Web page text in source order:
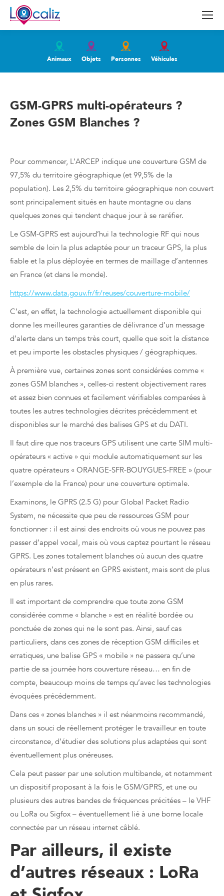
Animaux Objets Personnes Véhicules
GSM-GPRS multi-opérateurs ?
Zones GSM Blanches ?
Pour commencer, L’ARCEP indique une couverture GSM de
97,5% du territoire géographique (et 99,5% de la
population). Les 2,5% du territoire géographique non couvert
sont principalement situés en haute montagne ou dans
quelques zones qui tendent chaque jour à se raréfier.
Le GSM-GPRS est aujourd’hui la technologie RF qui nous
semble de loin la plus adaptée pour un traceur GPS, la plus
fiable et la plus déployée en termes de maillage d’antennes
en France (et dans le monde).
https://www.data.gouv.fr/fr/reuses/couverture-mobile/
C’est, en effet, la technologie actuellement disponible qui
donne les meilleures garanties de délivrance d’un message
d’alerte dans un temps très court, quelle que soit la distance
et peu importe les obstacles physiques / géographiques.
À première vue, certaines zones sont considérées comme «
zones GSM blanches », celles-ci restent objectivement rares
et assez bien connues et facilement vérifiables comparées à
toutes les autres technologies décrites précédemment et
disponibles sur le marché des balises GPS et du DATI.
Il faut dire que nos traceurs GPS utilisent une carte SIM multi-
opérateurs « active » qui module automatiquement sur les
quatre opérateurs « ORANGE-SFR-BOUYGUES-FREE » (pour
l’exemple de la France) pour une couverture optimale.
Examinons, le GPRS (2.5 G) pour Global Packet Radio
System, ne nécessite que peu de ressources GSM pour
fonctionner : il est ainsi des endroits où vous ne pouvez pas
passer d’appel vocal, mais où vous captez pourtant le réseau
GPRS. Les zones totalement blanches où aucun des quatre
opérateurs n’est présent en GPRS existent, mais sont de plus
en plus rares.
Il est important de comprendre que toute zone GSM
considérée comme « blanche » est en réalité bordée ou
ponctuée de zones qui ne le sont pas. Ainsi, sauf cas
particuliers, dans ces zones de réception GSM difficiles et
erratiques, une balise GPS « mobile » ne passera qu’une
partie de sa journée hors couverture réseau… en fin de
compte, beaucoup moins de temps qu’avec les technologies
évoquées précédemment.
Dans ces « zones blanches » il est néanmoins recommandé,
dans un souci de réellement protéger le travailleur en toute
circonstance, d’étudier des solutions plus adaptées qui sont
éventuellement plus onéreuses.
Cela peut passer par une solution multibande, et notamment
un dispositif proposant à la fois le GSM/GPRS, et une ou
plusieurs des autres bandes de fréquences précitées – le VHF
ou LoRa ou Sigfox – éventuellement lié à une borne locale
connectée par un réseau internet câblé.
Par ailleurs, il existe
d’autres réseaux : LoRa